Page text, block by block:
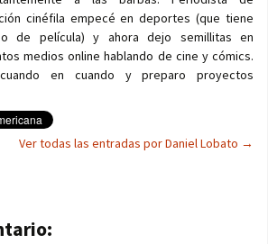
cinéfila empecé en deportes (que tiene
de película) y ahora dejo semillitas en
medios online hablando de cine y cómics.
en cuando y preparo proyectos
Ver todas las entradas por Daniel Lobato →
de entradas